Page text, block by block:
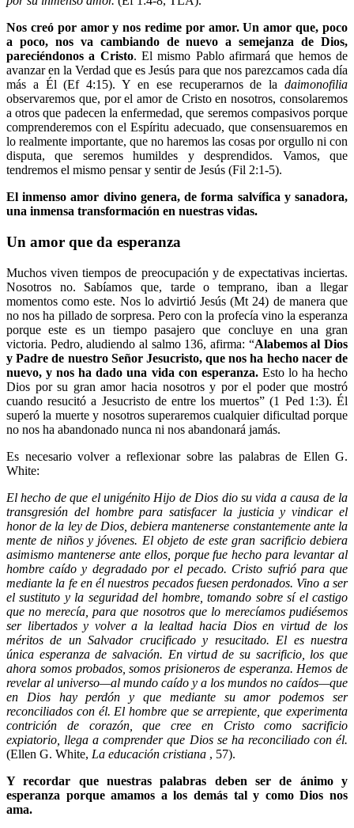
Nos creó por amor y nos redime por amor. Un amor que, poco
a poco, nos va cambiando de nuevo a semejanza de Dios,
pareciéndonos a Cristo. El mismo Pablo afirmará que hemos de
avanzar en la Verdad que es Jesús para que nos parezcamos cada día
más a Él (Ef 4:15). Y en ese recuperarnos de la daimonofilia
observaremos que, por el amor de Cristo en nosotros, consolaremos
a otros que padecen la enfermedad, que seremos compasivos porque
comprenderemos con el Espíritu adecuado, que consensuaremos en
lo realmente importante, que no haremos las cosas por orgullo ni con
disputa, que seremos humildes y desprendidos. Vamos, que
tendremos el mismo pensar y sentir de Jesús (Fil 2:1-5).
El inmenso amor divino genera, de forma salvífica y sanadora,
una inmensa transformación en nuestras vidas.
Un amor que da esperanza
Muchos viven tiempos de preocupación y de expectativas inciertas.
Nosotros no. Sabíamos que, tarde o temprano, iban a llegar
momentos como este. Nos lo advirtió Jesús (Mt 24) de manera que
no nos ha pillado de sorpresa. Pero con la profecía vino la esperanza
porque este es un tiempo pasajero que concluye en una gran
victoria. Pedro, aludiendo al salmo 136, afirma: “Alabemos al Dios
y Padre de nuestro Señor Jesucristo, que nos ha hecho nacer de
nuevo, y nos ha dado una vida con esperanza.Esto lo ha hecho
Dios por su gran amor hacia nosotros y por el poder que mostró
cuando resucitó a Jesucristo de entre los muertos” (1 Ped 1:3). Él
superó la muerte y nosotros superaremos cualquier dificultad porque
no nos ha abandonado nunca ni nos abandonará jamás.
Es necesario volver a reflexionar sobre las palabras de Ellen G.
White:
El hecho de que el unigénito Hijo de Dios dio su vida a causa de la
transgresión del hombre para satisfacer la justicia y vindicar el
honor de la ley de Dios, debiera mantenerse constantemente ante la
mente de niños y jóvenes. El objeto de este gran sacrificio debiera
asimismo mantenerse ante ellos, porque fue hecho para levantar al
hombre caído y degradado por el pecado. Cristo sufrió para que
mediante la fe en él nuestros pecados fuesen perdonados. Vino a ser
el sustituto y la seguridad del hombre, tomando sobre sí el castigo
que no merecía, para que nosotros que lo merecíamos pudiésemos
ser libertados y volver a la lealtad hacia Dios en virtud de los
méritos de un Salvador crucificado y resucitado. El es nuestra
única esperanza de salvación. En virtud de su sacrificio, los que
ahora somos probados, somos prisioneros de esperanza. Hemos de
revelar al universo—al mundo caído y a los mundos no caídos—que
en Dios hay perdón y que mediante su amor podemos ser
reconciliados con él. El hombre que se arrepiente, que experimenta
contrición de corazón, que cree en Cristo como sacrificio
expiatorio, llega a comprender que Dios se ha reconciliado con él.
(Ellen G. White, La educación cristiana , 57).
Y recordar que nuestras palabras deben ser de ánimo y
esperanza porque amamos a los demás tal y como Dios nos
ama.